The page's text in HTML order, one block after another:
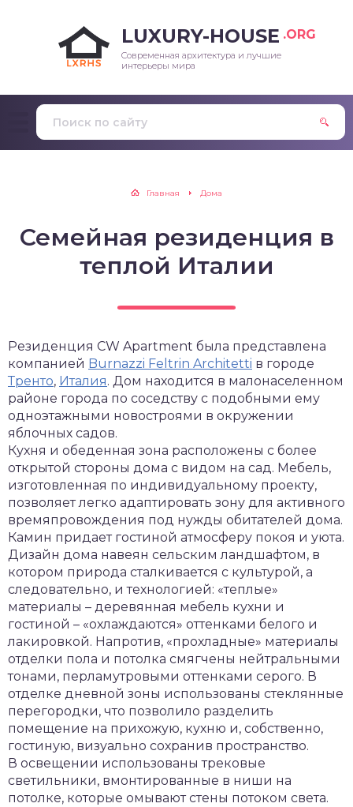
LUXURY-HOUSE .ORG
Современная архитектура и лучшие
интерьеры мира
Главная Дома
Семейная резиденция в
теплой Италии
Резиденция CW Apartment была представлена
компанией Burnazzi Feltrin Architetti в городе
Тренто, Италия. Дом находится в малонаселенном
районе города по соседству с подобными ему
одноэтажными новостроями в окружении
яблочных садов.
Кухня и обеденная зона расположены с более
открытой стороны дома с видом на сад. Мебель,
изготовленная по индивидуальному проекту,
позволяет легко адаптировать зону для активного
времяпровождения под нужды обитателей дома.
Камин придает гостиной атмосферу покоя и уюта.
Дизайн дома навеян сельским ландшафтом, в
котором природа сталкивается с культурой, а
следовательно, и технологией: «теплые»
материалы – деревянная мебель кухни и
гостиной – «охлаждаются» оттенками белого и
лакировкой. Напротив, «прохладные» материалы
отделки пола и потолка смягчены нейтральными
тонами, перламутровыми оттенками серого. В
отделке дневной зоны использованы стеклянные
перегородки, что позволило разделить
помещение на прихожую, кухню и, собственно,
гостиную, визуально сохранив пространство.
В освещении использованы трековые
светильники, вмонтированные в ниши на
потолке, которые омывают стены потоком света.